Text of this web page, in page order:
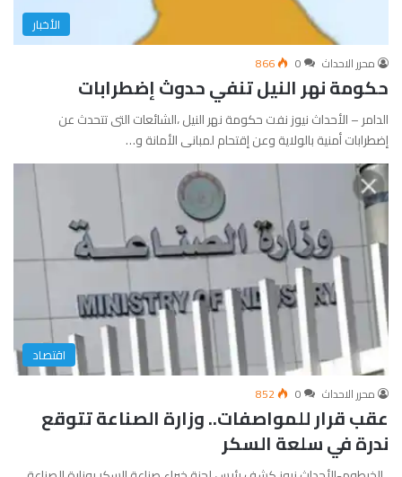
الأخبار
محرر الاحداث 0
866
حكومة نهر النيل تنفي حدوث إضطرابات
الدامر – الأحداث نيوز نفت حكومة نهر النيل ،الشائعات التى تتحدث عن
إضطرابات أمنية بالولاية وعن إقتحام لمبانى الأمانة و…
اقتصاد
محرر الاحداث 0
852
عقب قرار للمواصفات.. وزارة الصناعة تتوقع
ندرة في سلعة السكر